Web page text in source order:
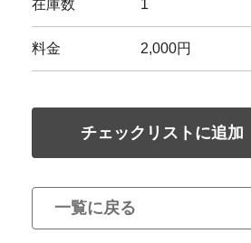
在庫数 1
料金 2,000円
チェックリストに追加
一覧に戻る